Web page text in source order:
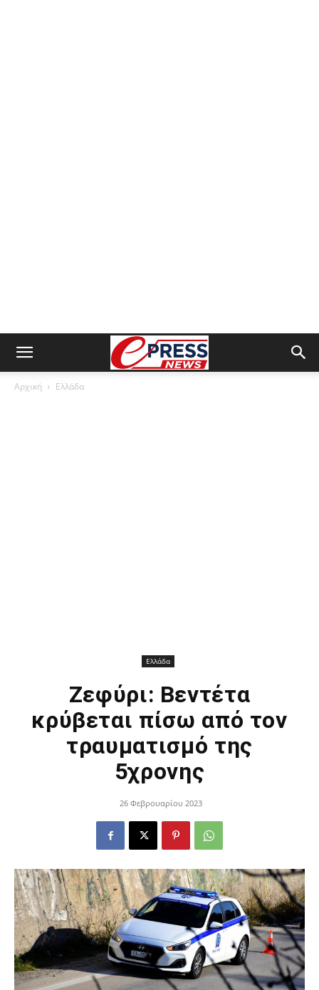
Αρχική Ελλάδα
Ελλάδα
Ζεφύρι: Βεντέτα
κρύβεται πίσω από τον
τραυματισμό της
5χρονης
26 Φεβρουαρίου 2023